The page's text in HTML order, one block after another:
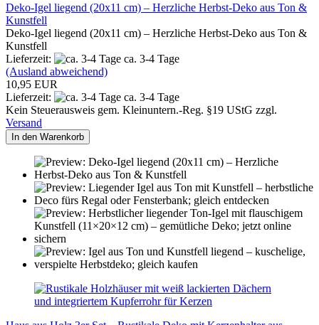
Deko-Igel liegend (20x11 cm) – Herzliche Herbst-Deko aus Ton &
Kunstfell
Deko-Igel liegend (20x11 cm) – Herzliche Herbst-Deko aus Ton &
Kunstfell
Lieferzeit:
ca. 3-4 Tage
(Ausland abweichend)
10,95 EUR
Lieferzeit:
ca. 3-4 Tage
Kein Steuerausweis gem. Kleinuntern.-Reg. §19 UStG zzgl.
Versand
In den Warenkorb